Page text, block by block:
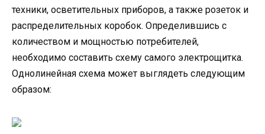
техники, осветительных приборов, а также розеток и
распределительных коробок. Определившись с
количеством и мощностью потребителей,
необходимо составить схему самого электрощитка.
Однолинейная схема может выглядеть следующим
образом: